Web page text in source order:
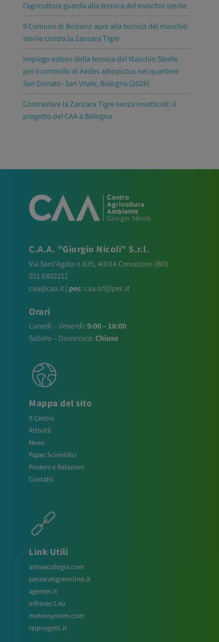
l’agricoltura guarda alla tecnica del maschio sterile
Il Comune di Bolzano apre alla tecnica del maschio
sterile contro la Zanzara Tigre
Impiego esteso della tecnica del Maschio Sterile
per il controllo di Aedes albopictus nel quartiere
San Donato–San Vitale, Bologna (2026)
Contrastare la Zanzara Tigre senza insetticidi: il
progetto del CAA a Bologna
C.A.A. "Giorgio Nicoli" S.r.l.
Via Sant’Agata n.835,40014Crevalcore(BO)
051 6802211
caa@caa.it| pec: caa.srl@pec.it
Orari
Lunedì – Venerdì:9:00 – 18:00
Sabato – Domenica: Chiuso
Mappa del sito
Il Centro
Attività
News
Paper Scientifici
Posters e Relazioni
Contatti
Link Utili
astraecologia.com
zanzaratigreonline.it
agenter.it
infravec2.eu
meteosystem.com
reiprogetti.it